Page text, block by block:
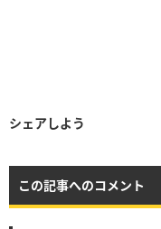
シェアしよう
この記事へのコメント